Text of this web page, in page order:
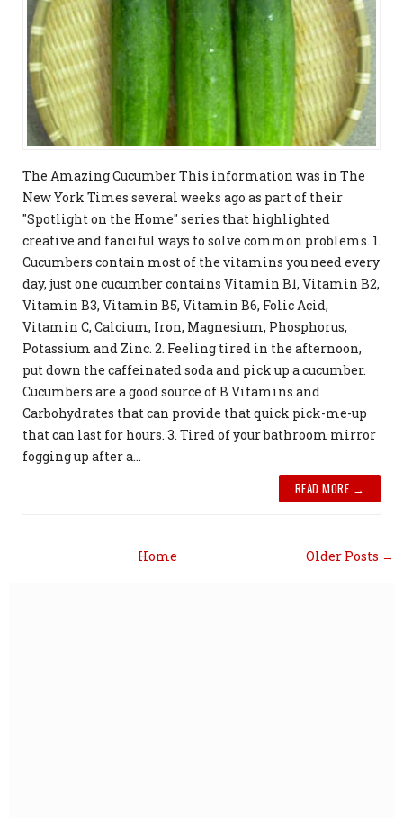
The Amazing Cucumber This information was in The
New York Times several weeks ago as part of their
"Spotlight on the Home" series that highlighted
creative and fanciful ways to solve common problems. 1.
Cucumbers contain most of the vitamins you need every
day, just one cucumber contains Vitamin B1, Vitamin B2,
Vitamin B3, Vitamin B5, Vitamin B6, Folic Acid,
Vitamin C, Calcium, Iron, Magnesium, Phosphorus,
Potassium and Zinc. 2. Feeling tired in the afternoon,
put down the caffeinated soda and pick up a cucumber.
Cucumbers are a good source of B Vitamins and
Carbohydrates that can provide that quick pick-me-up
that can last for hours. 3. Tired of your bathroom mirror
fogging up after a...
READ MORE →
Older Posts →
Home